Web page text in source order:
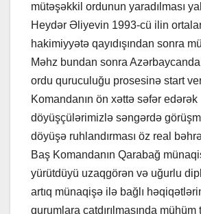
mütəşəkkil ordunun yaradılması
Heydər Əliyevin 1993-cü ilin
hakimiyyətə qayıdışından sonra
Məhz bundan sonra
ordu quruculuğu prosesinə start
Komandanın ön xəttə səfər edərək
döyüşçülərimizlə səngərdə
döyüşə ruhlandırması öz real
Baş Komandanın Qarabağ
yürütdüyü uzaqgörən və uğurlu
artıq münaqişə ilə bağlı
qurumlara çatdırılmasında